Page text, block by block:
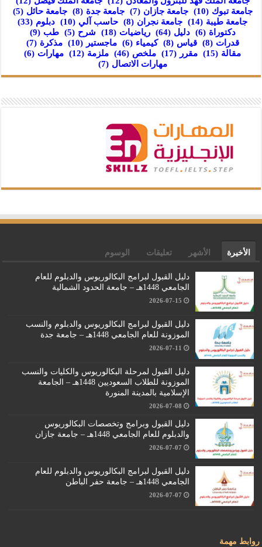
جامعة تبوك (10) جامعة جازان (7) جامعة جدة (8) جامعة حائل (5)
جامعة طيبة (14) جامعة نجران (8) حاسب آلي (10) دبلوم (33)
دكتوراة (6) دليل (64) رياضيات (18) شرح (5) طب (9)
قدرات (8) قياس (8) كيمياء (6) ماجستير (10) مذكرة (7)
مقالة (15) مقرر (17) ملخص (46) ملزمة (12) مهارات (6)
مهارات الاتصال (7)
الأخيرة الأشهر تعليقات الوسوم
دليل القبول لبرامج البكالوريوس والدبلوم للعام
الجامعي 1448هـ – جامعة الحدود الشمالية
2026-07-15
دليل القبول لبرامج البكالوريوس والدبلوم والنسب
الموزونة للعام الجامعي 1448هـ – جامعة جدة
2026-07-11
دليل القبول لمرحلة البكالوريوس والكليات والنسب
الموزونة للطلاب السعوديين 1448هـ – الجامعة
الإسلامية بالمدينة المنورة
2026-07-08
دليل القبول وبرامج وتخصصات البكالوريوس
والدبلوم للعام الجامعي 1448هـ – جامعة جازان
2026-07-07
دليل القبول لبرامج البكالوريوس والدبلوم للعام
الجامعي 1448هـ – جامعة حفر الباطن
2026-07-07
روابط مهمة